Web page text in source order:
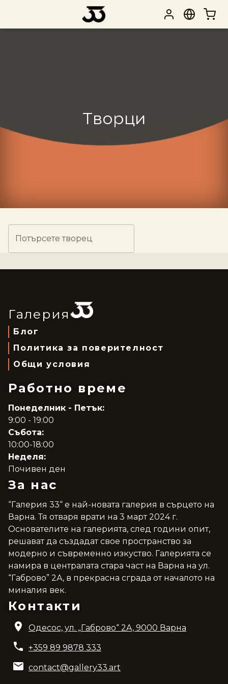
Творци
Потърсете творец
Галерия
Блог
Политика за поверителност
Общи условия
Работно време
Понеделник - Петък:
9:00 - 19:00
Събота:
10:00-18:00
Неделя:
Почивен ден
За нас
“Галерия 33“ е най-новата галерия в сърцето на
Варна. Тя отваря врати на 3 март 2024 г.
Основателите на галерията, след години опит,
решават да създадат свое пространство за
модерно и съвременно изкуство. Галерията се
намира в централата стара част на Варна на ул.
“Габрово” 2А, в прекрасна сграда от началото на
миналия век.
Контакти
Одесос, ул. „Габрово“ 2A, 9000 Варна
+359 89 9878 333
contact@gallery33.art